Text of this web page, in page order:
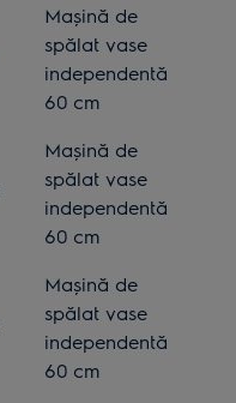
Mașină de
spălat vase
independentă
60 cm
Mașină de
spălat vase
independentă
60 cm
Mașină de
spălat vase
independentă
60 cm